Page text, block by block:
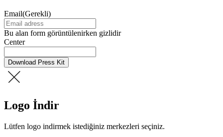
Email(Gerekli)
Bu alan form görüntülenirken gizlidir
Center
Download Press Kit
Logo İndir
Lütfen logo indirmek istediğiniz merkezleri seçiniz.